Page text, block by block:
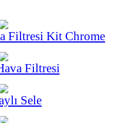
Filtresi Kit Chrome
Filtresi
Sele